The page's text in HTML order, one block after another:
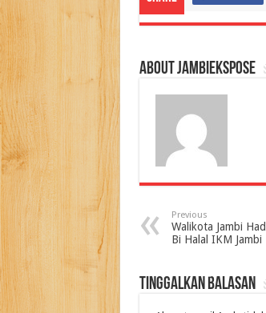
About jambiekspose
Previous
Walikota Jambi
Bi Halal IKM Jambi
Tinggalkan Balasan